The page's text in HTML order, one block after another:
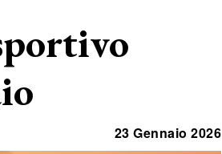
23 Gennaio 2026